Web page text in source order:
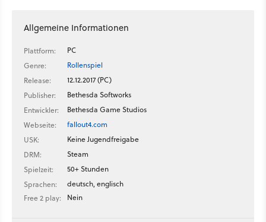
Allgemeine Informationen
Plattform:
PC
Genre:
Rollenspiel
Release:
12.12.2017 (PC)
Publisher:
Bethesda Softworks
Entwickler:
Bethesda Game Studios
Webseite:
fallout4.com
USK:
Keine Jugendfreigabe
DRM:
Steam
Spielzeit:
50+ Stunden
Sprachen:
deutsch, englisch
Free 2 play:
Nein